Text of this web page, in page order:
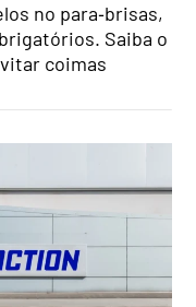
no para‑brisas,
Saiba o
coimas